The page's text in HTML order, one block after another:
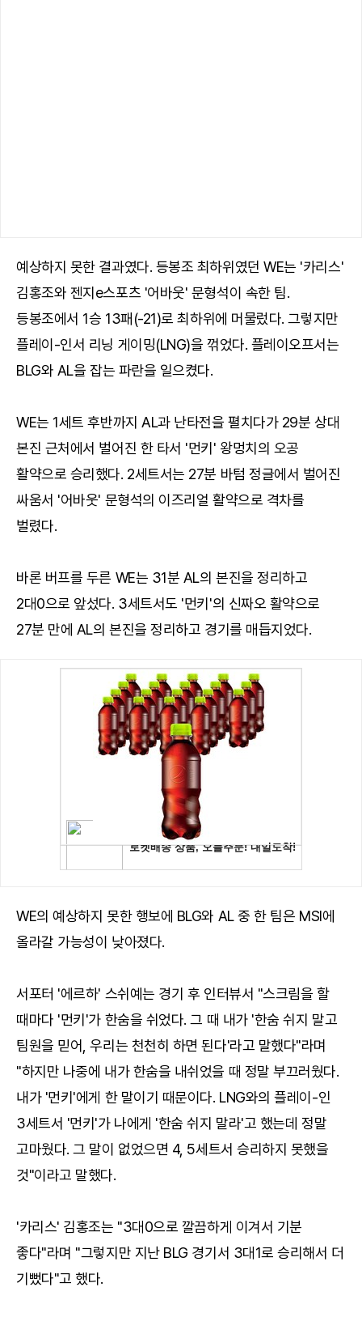
예상하지 못한 결과였다. 등봉조 최하위였던 WE는 '카리스'
김홍조와 젠지e스포츠 '어바웃' 문형석이 속한 팀.
등봉조에서 1승 13패(-21)로 최하위에 머물렀다. 그렇지만
플레이-인서 리닝 게이밍(LNG)을 꺾었다. 플레이오프서는
BLG와 AL을 잡는 파란을 일으켰다.
WE는 1세트 후반까지 AL과 난타전을 펼치다가 29분 상대
본진 근처에서 벌어진 한 타서 '먼키' 왕멍치의 오공
활약으로 승리했다. 2세트서는 27분 바텀 정글에서 벌어진
싸움서 '어바웃' 문형석의 이즈리얼 활약으로 격차를
벌렸다.
바론 버프를 두른 WE는 31분 AL의 본진을 정리하고
2대0으로 앞섰다. 3세트서도 '먼키'의 신짜오 활약으로
27분 만에 AL의 본진을 정리하고 경기를 매듭지었다.
WE의 예상하지 못한 행보에 BLG와 AL 중 한 팀은 MSI에
올라갈 가능성이 낮아졌다.
서포터 '에르하' 스쉬예는 경기 후 인터뷰서 "스크림을 할
때마다 '먼키'가 한숨을 쉬었다. 그 때 내가 '한숨 쉬지 말고
팀원을 믿어, 우리는 천천히 하면 된다'라고 말했다"라며
"하지만 나중에 내가 한숨을 내쉬었을 때 정말 부끄러웠다.
내가 '먼키'에게 한 말이기 때문이다. LNG와의 플레이-인
3세트서 '먼키'가 나에게 '한숨 쉬지 말라'고 했는데 정말
고마웠다. 그 말이 없었으면 4, 5세트서 승리하지 못했을
것"이라고 말했다.
'카리스' 김홍조는 "3대0으로 깔끔하게 이겨서 기분
좋다"라며 "그렇지만 지난 BLG 경기서 3대1로 승리해서 더
기뻤다"고 했다.